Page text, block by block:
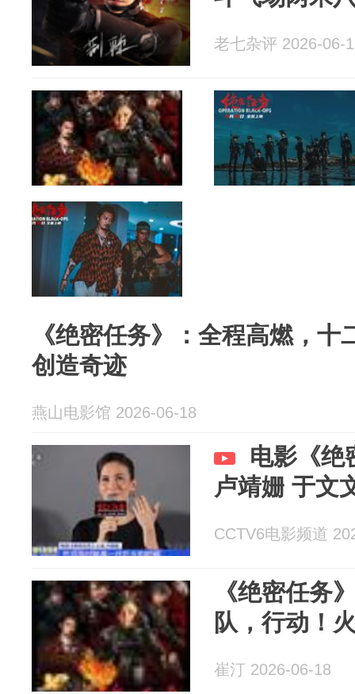
老七杂评 2026-06-
《绝密任务》：全程高燃，
创造奇迹
燕山电影馆 2026-06-18
电影《绝
卢靖姗 于文
CCTV6电影频道
《绝密任务
队，行动！
崔汀 2026-06-18